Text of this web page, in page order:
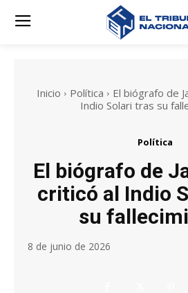
Inicio Política
El biógrafo de
Indio Solari tras su
Política
El biógrafo de
criticó al Indio
su
8 de junio de 2026